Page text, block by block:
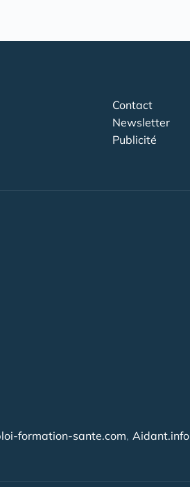
Contact
Newsletter
Publicité
formation-sante.com Aidant.info